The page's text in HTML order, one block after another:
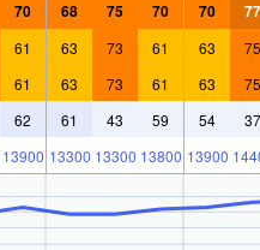
70 68 75 70 70 77
61 63 73 61 63 75
61 63 73 61 63 75
62 61 43 59 54 37
13900 13300 13300 13800 13900